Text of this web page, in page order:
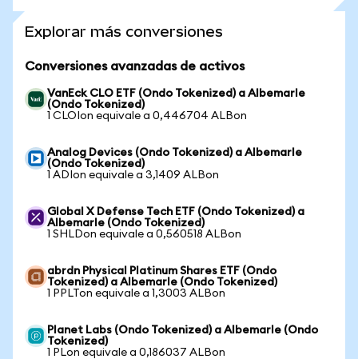
Explorar más conversiones
Conversiones avanzadas de activos
VanEck CLO ETF (Ondo Tokenized) a Albemarle
(Ondo Tokenized)
1 CLOIon equivale a 0,446704 ALBon
Analog Devices (Ondo Tokenized) a Albemarle
(Ondo Tokenized)
1 ADIon equivale a 3,1409 ALBon
Global X Defense Tech ETF (Ondo Tokenized) a
Albemarle (Ondo Tokenized)
1 SHLDon equivale a 0,560518 ALBon
abrdn Physical Platinum Shares ETF (Ondo
Tokenized) a Albemarle (Ondo Tokenized)
1 PPLTon equivale a 1,3003 ALBon
Planet Labs (Ondo Tokenized) a Albemarle (Ondo
Tokenized)
1 PLon equivale a 0,186037 ALBon